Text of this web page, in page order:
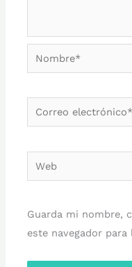
Nombre*
Correo
electrónico*
Web
Guarda mi nombre,
este navegador